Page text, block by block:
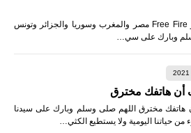
اكواد اعلام الدول فى فري فاير Free Fire مصر والمغرب وسوريا والجزائر وتونس
وبارك على سي…
هاتفك مخترق
مخترق اللهم صلى وسلم وبارك على سيدنا
حياتنا اليومية ولا يستطيع الكثي…